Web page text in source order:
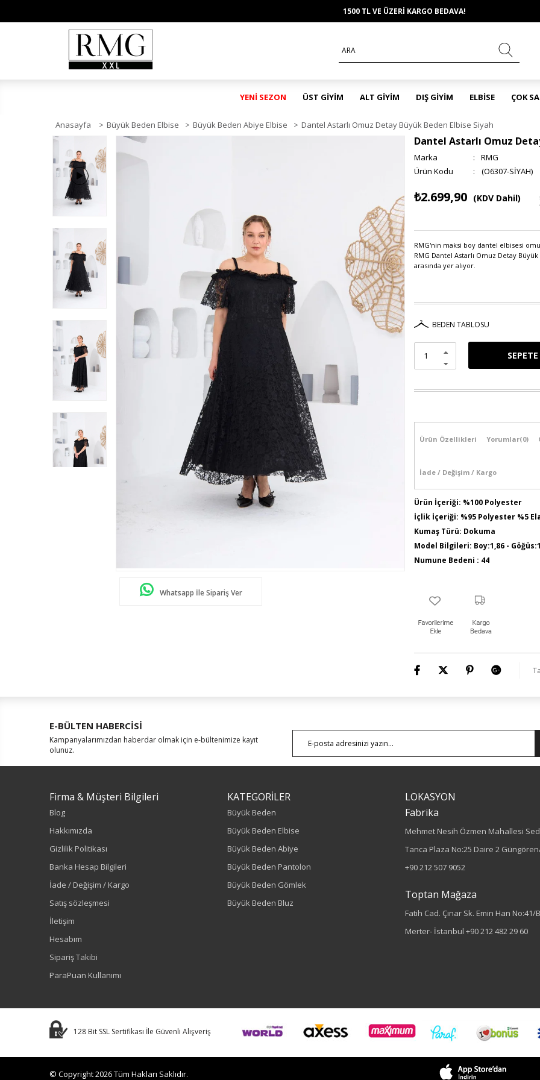
1500 TL VE ÜZERİ KARGO BEDAVA!
YENİ SEZON ÜST GİYİM ALT GİYİM DIŞ GİYİM ELBİSE ÇOK
Anasayfa > Büyük Beden Elbise > Büyük Beden Abiye Elbise > Dantel Astarlı Omuz Detay Büyük Beden Elbise Siyah
Whatsapp İle Sipariş Ver
Dantel Astarlı Omuz
Marka :
RMG
(O6307-SİYAH)
₺2.699,90 (KDV Dahil)
RMG'nin maksi boy dantel elbisesi
RMG Dantel Astarlı Omuz Detay
arasında yer alıyor.
BEDEN TABLOSU
Ürün Özellikleri Yorumlar(0)
İade / Değişim / Kargo
Ürün İçeriği: %100 Polyester
İçlik İçeriği: %95 Polyester %5
Kumaş Türü: Dokuma
Model Bilgileri: Boy:1,86 -
Numune Bedeni : 44
E-BÜLTEN HABERCİSİ
Kampanyalarımızdan haberdar olmak için e-bültenimize kayıt
olunuz.
Firma & Müşteri Bilgileri
Blog
Hakkımızda
Gizlilik Politikası
Banka Hesap Bilgileri
İade / Değişim / Kargo
Satış sözleşmesi
İletişim
Hesabım
Sipariş Takibi
ParaPuan Kullanımı
KATEGORİLER
Büyük Beden
Büyük Beden Elbise
Büyük Beden Abiye
Büyük Beden Pantolon
Büyük Beden Gömlek
Büyük Beden Bluz
LOKASYON
Fabrika
Mehmet Nesih Özmen Mahallesi
Tanca Plaza No:25 Daire 2
+90 212 507 9052
Toptan Mağaza
Fatih Cad. Çınar Sk. Emin Han No:41/B
Merter- İstanbul +90 212 482 29 60
128 Bit SSL Sertifikası İle Güvenli Alışveriş
© Copyright 2026 Tüm Hakları Saklıdır.